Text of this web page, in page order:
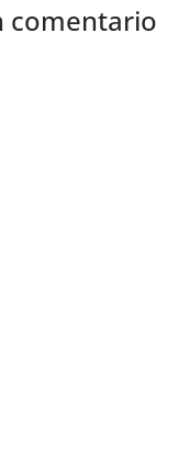
comentario